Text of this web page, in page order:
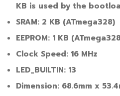
KB is used by the
SRAM: 2 KB (ATmega328)
EEPROM: 1 KB (ATmega328
Clock Speed: 16 MHz
LED_BUILTIN: 13
Dimension: 68.6mm x